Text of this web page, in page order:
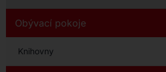
Obývací pokoje
Knihovny